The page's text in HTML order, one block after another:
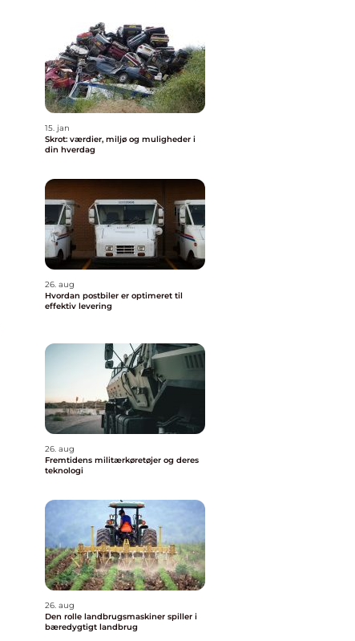
15. jan
Skrot: værdier, miljø og muligheder i
din hverdag
26. aug
Hvordan postbiler er optimeret til
effektiv levering
26. aug
Fremtidens militærkøretøjer og deres
teknologi
26. aug
Den rolle landbrugsmaskiner spiller i
bæredygtigt landbrug